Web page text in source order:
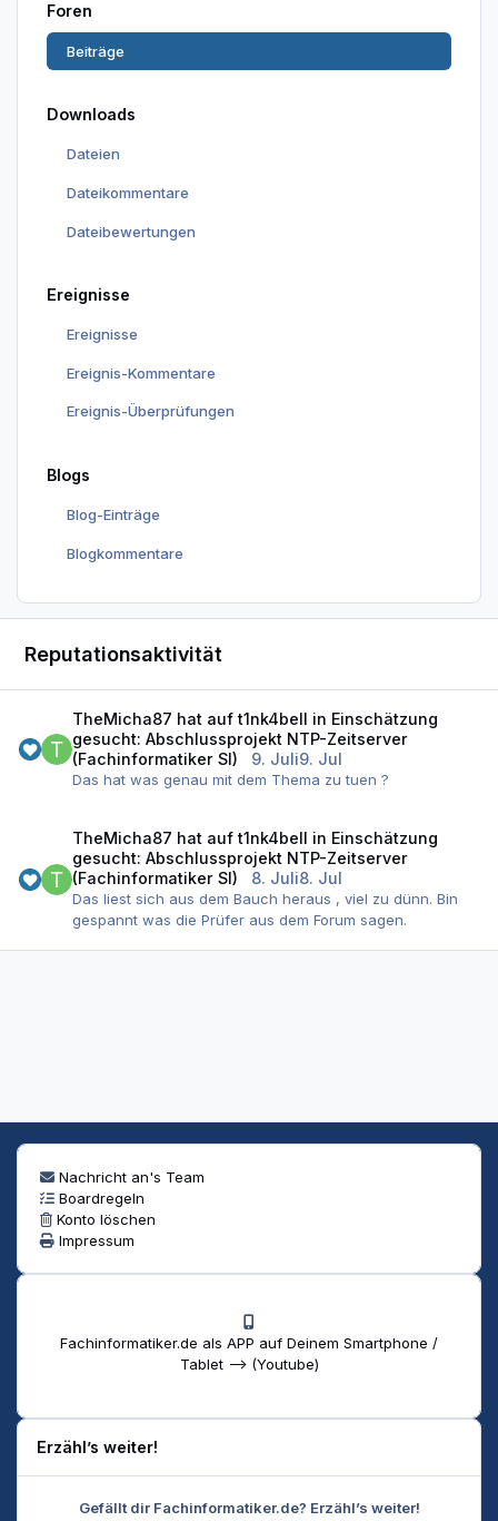
Foren
Beiträge
Downloads
Dateien
Dateikommentare
Dateibewertungen
Ereignisse
Ereignisse
Ereignis-Kommentare
Ereignis-Überprüfungen
Blogs
Blog-Einträge
Blogkommentare
Reputationsaktivität
TheMicha87 hat auft1nk4bell in Einschätzung
gesucht: Abschlussprojekt NTP-Zeitserver
(Fachinformatiker SI)
9. Juli9. Jul
Das hat was genau mit dem Thema zu tuen ?
TheMicha87 hat auft1nk4bell in Einschätzung
gesucht: Abschlussprojekt NTP-Zeitserver
(Fachinformatiker SI)
8. Juli8. Jul
Das liest sich aus dem Bauch heraus , viel zu dünn. Bin
gespannt was die Prüfer aus dem Forum sagen.
Nachricht an's Team
Boardregeln
Konto löschen
Impressum
Fachinformatiker.de als APP auf Deinem Smartphone /
Tablet --> (Youtube)
Erzähl’s weiter!
Gefällt dir Fachinformatiker.de? Erzähl’s weiter!